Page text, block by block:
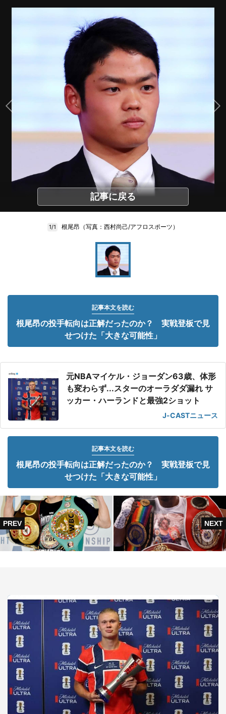
記事に戻る
1/1 根尾昂（写真：西村尚己/アフロスポーツ）
記事本文を読む
根尾昂の投手転向は正解だったのか？ 実戦登板で見
せつけた「大きな可能性」
元NBAマイケル・ジョーダン63歳、体形
も変わらず...スターのオーラダダ漏れ サ
ッカー・ハーランドと最強2ショット
J-CASTニュース
記事本文を読む
根尾昂の投手転向は正解だったのか？ 実戦登板で見
せつけた「大きな可能性」